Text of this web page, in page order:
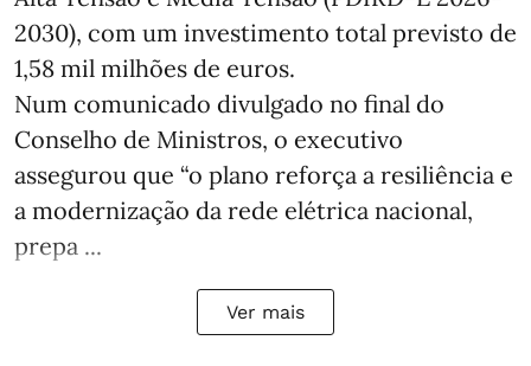
2030), com um investimento total previsto de
1,58 mil milhões de euros.
Num comunicado divulgado no final do
Conselho de Ministros, o executivo
assegurou que “o plano reforça a resiliência e
a modernização da rede elétrica nacional,
prepa ...
Ver mais